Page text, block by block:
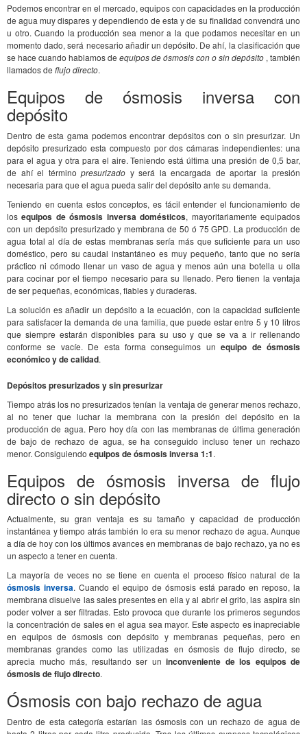
Podemos encontrar en el mercado, equipos con capacidades en la producción
de agua muy dispares y dependiendo de esta y de su finalidad convendrá uno
u otro. Cuando la producción sea menor a la que podamos necesitar en un
momento dado, será necesario añadir un depósito. De ahí, la clasificación que
se hace cuando hablamos de equipos de ósmosis con o sin depósito , también
llamados de flujo directo.
Equipos de ósmosis inversa con
depósito
Dentro de esta gama podemos encontrar depósitos con o sin presurizar. Un
depósito presurizado esta compuesto por dos cámaras independientes: una
para el agua y otra para el aire. Teniendo está última una presión de 0,5 bar,
de ahí el término presurizado y será la encargada de aportar la presión
necesaria para que el agua pueda salir del depósito ante su demanda.
Teniendo en cuenta estos conceptos, es fácil entender el funcionamiento de
losequipos de ósmosis inversa domésticos, mayoritariamente equipados
con un depósito presurizado y membrana de 50 ó 75 GPD. La producción de
agua total al día de estas membranas sería más que suficiente para un uso
doméstico, pero su caudal instantáneo es muy pequeño, tanto que no sería
práctico ni cómodo llenar un vaso de agua y menos aún una botella u olla
para cocinar por el tiempo necesario para su llenado. Pero tienen la ventaja
de ser pequeñas, económicas, fiables y duraderas.
La solución es añadir un depósito a la ecuación, con la capacidad suficiente
para satisfacer la demanda de una familia, que puede estar entre 5 y 10 litros
que siempre estarán disponibles para su uso y que se va a ir rellenando
conforme se vacíe. De esta forma conseguimos unequipo de ósmosis
económico y de calidad.
Depósitos presurizados y sin presurizar
Tiempo atrás los no presurizados tenían la ventaja de generar menos rechazo,
al no tener que luchar la membrana con la presión del depósito en la
producción de agua. Pero hoy día con las membranas de última generación
de bajo de rechazo de agua, se ha conseguido incluso tener un rechazo
menor. Consiguiendo equipos de ósmosis inversa 1:1.
Equipos de ósmosis inversa de flujo
directo o sin depósito
Actualmente, su gran ventaja es su tamaño y capacidad de producción
instantánea y tiempo atrás también lo era su menor rechazo de agua. Aunque
a día de hoy con los últimos avances en membranas de bajo rechazo, ya no es
un aspecto a tener en cuenta.
La mayoría de veces no se tiene en cuenta el proceso físico natural de la
ósmosis inversa. Cuando el equipo de ósmosis está parado en reposo, la
membrana disuelve las sales presentes en ella y al abrir el grifo, las aspira sin
poder volver a ser filtradas. Esto provoca que durante los primeros segundos
la concentración de sales en el agua sea mayor. Este aspecto es inapreciable
en equipos de ósmosis con depósito y membranas pequeñas, pero en
membranas grandes como las utilizadas en ósmosis de flujo directo, se
aprecia mucho más, resultando ser un inconveniente de los equipos de
ósmosis de flujo directo.
Ósmosis con bajo rechazo de agua
Dentro de esta categoría estarían las ósmosis con un rechazo de agua de